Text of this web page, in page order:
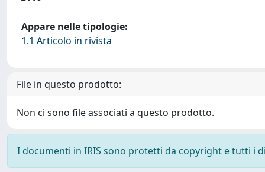
Appare nelle tipologie:
1.1 Articolo in rivista
File in questo prodotto:
Non ci sono file associati a questo prodotto.
I documenti in IRIS sono protetti da copyright e tutti i